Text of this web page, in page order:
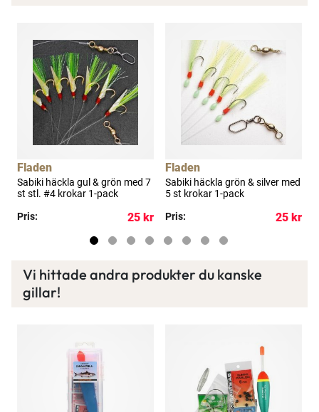
Fladen
Sabiki häckla gul & grön med 7
st stl. #4 krokar 1-pack
Pris:
25 kr
Fladen
Sabiki häckla grön & silver med
5 st krokar 1-pack
Pris:
25 kr
Vi hittade andra produkter du kanske
gillar!